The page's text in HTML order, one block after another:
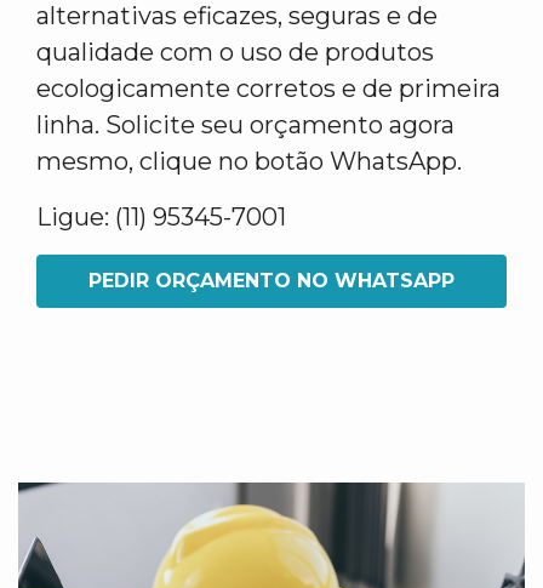
alternativas eficazes, seguras e de
qualidade com o uso de produtos
ecologicamente corretos e de primeira
linha. Solicite seu orçamento agora
mesmo, clique no botão WhatsApp.
Ligue: (11) 95345-7001
PEDIR ORÇAMENTO NO WHATSAPP